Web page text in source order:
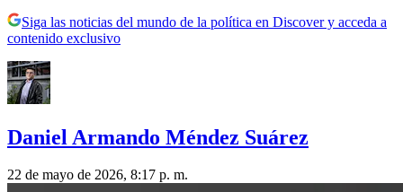
Siga las noticias del mundo de la política en Discover y acceda a
contenido exclusivo
Daniel Armando Méndez Suárez
22 de mayo de 2026, 8:17 p. m.